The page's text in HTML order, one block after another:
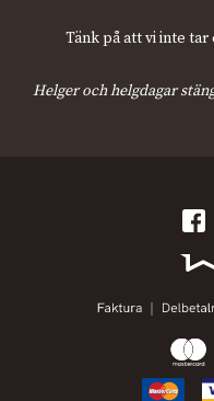
Tänk på att vi inte
Helger och helgdagar